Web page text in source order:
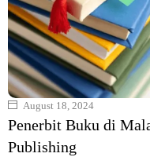
August 18, 2024
Penerbit Buku di
Publishing